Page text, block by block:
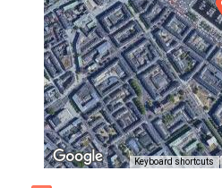
Keyboard shortcuts